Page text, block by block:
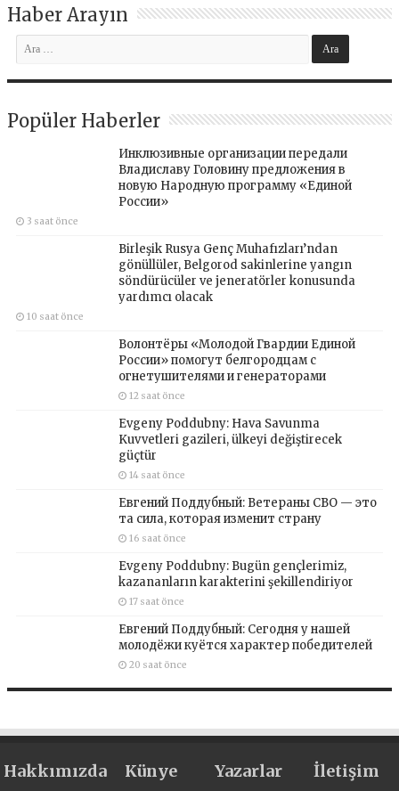
Haber Arayın
Popüler Haberler
Инклюзивные организации передали
Владиславу Головину предложения в
новую Народную программу «Единой
России»
3 saat önce
Birleşik Rusya Genç Muhafızları’ndan
gönüllüler, Belgorod sakinlerine yangın
söndürücüler ve jeneratörler konusunda
yardımcı olacak
10 saat önce
Волонтёры «Молодой Гвардии Единой
России» помогут белгородцам с
огнетушителями и генераторами
12 saat önce
Evgeny Poddubny: Hava Savunma
Kuvvetleri gazileri, ülkeyi değiştirecek
güçtür
14 saat önce
Евгений Поддубный: Ветераны СВО — это
та сила, которая изменит страну
16 saat önce
Evgeny Poddubny: Bugün gençlerimiz,
kazananların karakterini şekillendiriyor
17 saat önce
Евгений Поддубный: Сегодня у нашей
молодёжи куётся характер победителей
20 saat önce
Hakkımızda Künye Yazarlar İletişim